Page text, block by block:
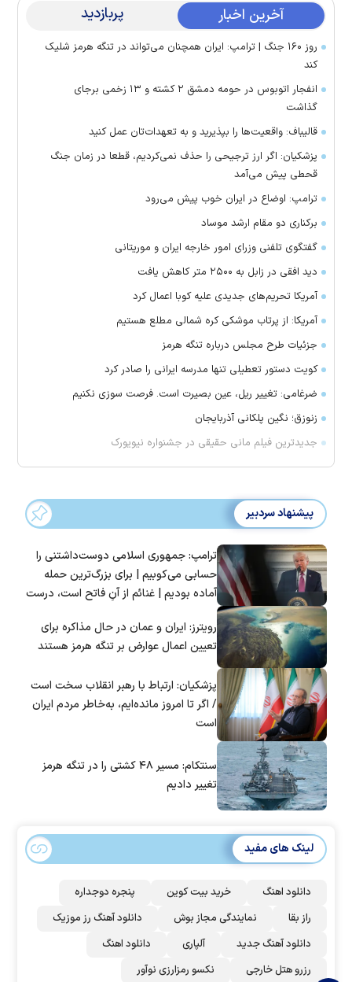
آخرین اخبار پربازدید
روز ۱۶۰ جنگ | ترامپ: ایران همچنان می‌تواند در تنگه هرمز شلیک
کند
انفجار اتوبوس در حومه دمشق ۲ کشته و ۱۳ زخمی برجای
گذاشت
قالیباف: واقعیت‌ها را بپذیرید و به تعهدات‌تان عمل کنید
پزشکیان: اگر ارز ترجیحی را حذف نمی‌کردیم، قطعا در زمان جنگ
قحطی پیش می‌آمد
ترامپ: اوضاع در ایران خوب پیش می‌رود
برکناری دو مقام ارشد موساد
گفتگوی تلفنی وزرای امور خارجه ایران و موریتانی
دید افقی در زابل به ۲۵۰۰ متر کاهش یافت
آمریکا تحریم‌های جدیدی علیه کوبا اعمال کرد
آمریکا: از پرتاب موشکی کره شمالی مطلع هستیم
جزئیات طرح مجلس درباره تنگه هرمز
کویت دستور تعطیلی تنها مدرسه ایرانی را صادر کرد
ضرغامی: تغییر ریل، عین بصیرت است. فرصت سوزی نکنیم
زنوزق؛ نگین پلکانی آذربایجان
جدیدترین فیلم مانی حقیقی در جشنواره نیویورک
پیشنهاد سردبیر
ترامپ: جمهوری اسلامی دوست‌داشتنی را
حسابی می‌کوبیم | برای بزرگ‌ترین حمله
آماده بودیم | غنائم از آنِ فاتح است، درست
رویترز: ایران و عمان در حال مذاکره برای
تعیین اعمال عوارض بر تنگه هرمز هستند
پزشکیان: ارتباط با رهبر انقلاب سخت است
/ اگر تا امروز مانده‌ایم، به‌خاطر مردم ایران
است
سنتکام: مسیر ۴۸ کشتی را در تنگه هرمز
تغییر دادیم
لینک های مفید
دانلود اهنگ خرید بیت کوین
پنجره دوجداره
راز بقا
نمایندگی مجاز بوش
دانلود آهنگ رز‌ موزیک
دانلود آهنگ جدید
آلپاری
دانلود اهنگ
رزرو هتل خارجی
نکسو رمزارزی نوآور